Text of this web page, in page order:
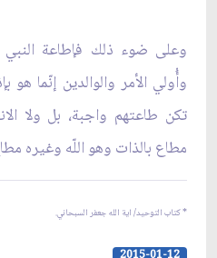
وعلى ضوء ذلك فإطاعة
وأُولي الأمر والوالدين إنّما هو
تكن طاعتهم واجبة، بل ولا
مطاع بالذات وهو اللّه وغيره
* كتاب التوحيد/ اية الله جعفر السبحاني.